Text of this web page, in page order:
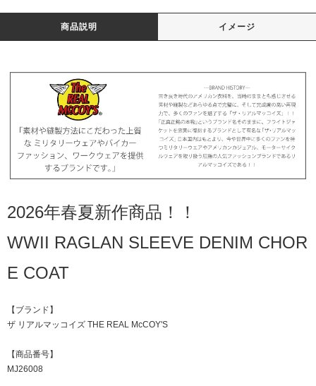
商品説明 イメージ
2026年春夏新作商品！！
WWII RAGLAN SLEEVE DENIM CHOR
E COAT
【ブランド】
ザ リアルマッコイズ THE REAL McCOY'S
【商品番号】
MJ26008